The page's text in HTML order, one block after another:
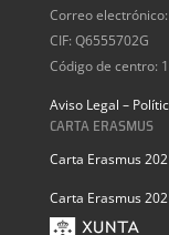
Correo electrónico:
CIF: Q6555702G
Código de centro:
Aviso Legal –
CARTA ERASMUS
Carta Erasmus
Carta Erasmus